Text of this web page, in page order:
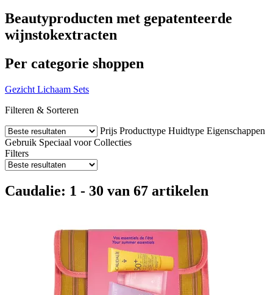
Beautyproducten met gepatenteerde
wijnstokextracten
Per categorie shoppen
Gezicht Lichaam Sets
Filteren & Sorteren
Prijs Producttype Huidtype Eigenschappen
Gebruik Speciaal voor Collecties
Filters
Caudalie: 1 - 30 van 67 artikelen